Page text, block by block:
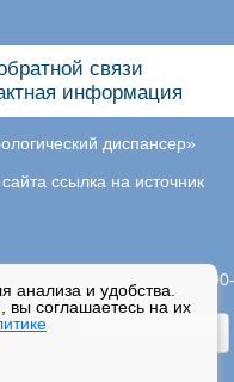
связи
информация
диспансер»
ссылка на источник
на приём к врачу: 8-800-
и удобства.
вы соглашаетесь на их